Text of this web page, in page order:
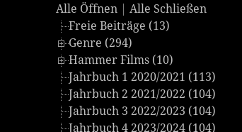
Alle Öffnen |Alle Schließen
Freie Beiträge (13)
Genre (294)
Hammer Films (10)
Jahrbuch 1 2020/2021 (113)
Jahrbuch 2 2021/2022 (104)
Jahrbuch 3 2022/2023 (104)
Jahrbuch 4 2023/2024 (104)